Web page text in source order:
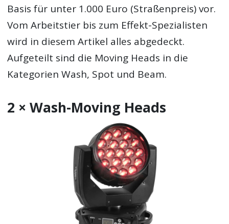
Basis für unter 1.000 Euro (Straßenpreis) vor.
Vom Arbeitstier bis zum Effekt-Spezialisten
wird in diesem Artikel alles abgedeckt.
Aufgeteilt sind die Moving Heads in die
Kategorien Wash, Spot und Beam.
2 × Wash-Moving Heads